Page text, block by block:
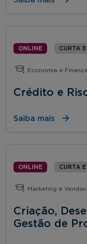
ONLINE CURTA
Economia e
Crédito e
Saiba mais
ONLINE CURTA
Marketing e Vendas
Criação,
Gestão de